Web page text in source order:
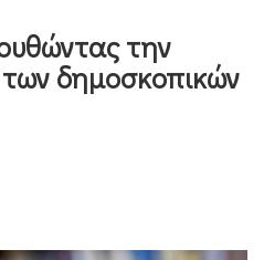
την
δημοσκοπικών